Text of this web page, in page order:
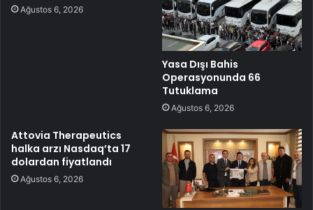
Ağustos 6, 2026
Yasa Dışı Bahis
Operasyonunda 66
Tutuklama
Ağustos 6, 2026
Attovia Therapeutics
halka arzı Nasdaq’ta 17
dolardan fiyatlandı
Ağustos 6, 2026